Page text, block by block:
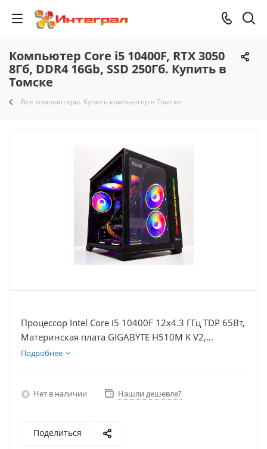
Компьютер Core i5 10400F, RTX 3050
8Гб, DDR4 16Gb, SSD 250Гб. Купить в
Томске
Все компьютеры. Купить компьютер в Томске
Процессор Intel Core i5 10400F 12x4.3 ГГц TDP 65Вт,
Материнская плата GIGABYTE H510M K V2,
Видеокарта RTX 3050 8Гб, Память DDR4 16Gb,
Подробнее
Нет в наличии Нашли дешевле?
Поделиться